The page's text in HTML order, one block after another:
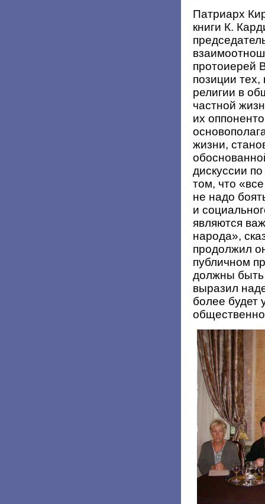
Патриарх
книги К.
протоиерей
позиции тех,
религии в
частной
их
жизни,
дискуссии
том, что
не надо
и
являются
народа»,
продолжил
публичном
должны
выразил
более будет